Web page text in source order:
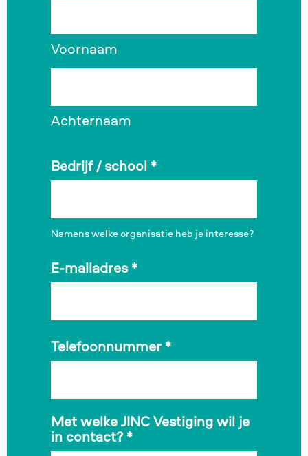
Voornaam
Achternaam
Bedrijf / school *
Namens welke organisatie heb je interesse?
E-mailadres *
Telefoonnummer *
Met welke JINC Vestiging wil je
in contact? *